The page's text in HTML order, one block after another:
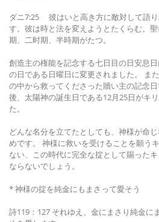
ダニ7:25 彼はいと高き方に敵対して語
す。彼は時と法を変えようとたくらむ。
期、二时期、半時期がたつ。
創造主の権能を記念する七日目の日安息
の日である日曜日に変更されました。 ま
の中から救ってくださった贖い主の記念
後、太陽神の誕生日である12月25日がキ
た。
どんな名分を立てたとしても、神様が命
めです。 神様に救いを受けることを願う
ない、この時代に完全な掟として賜った
ならないでしょう。
* 神様の掟を純金にもまさって愛そう
詩119：127 それゆえ、金にまさり純金に